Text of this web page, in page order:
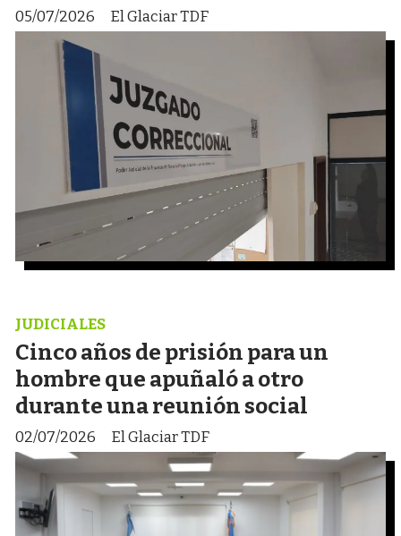
El Glaciar TDF
05/07/2026
Cinco años de prisión para un
hombre que apuñaló a otro
durante una reunión social
El Glaciar TDF
JUDICIALES
02/07/2026